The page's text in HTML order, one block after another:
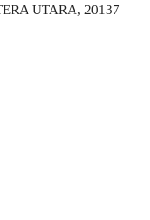
UTARA, 20137